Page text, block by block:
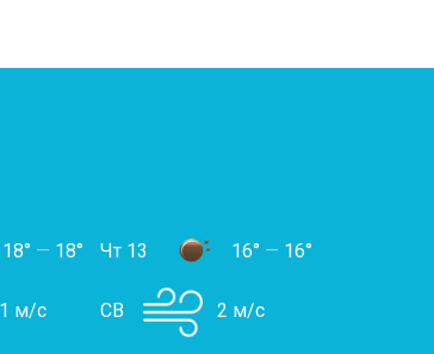
18° — 18°
1 м/с
Чт 13 16° — 16°
СВ 2 м/с